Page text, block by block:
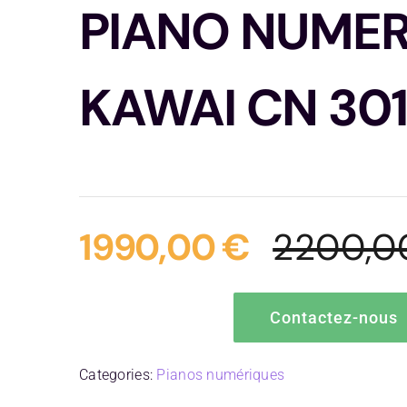
PIANO
KAWAI CN
1990,00€
Contactez-nous
Categories: Pianos numériques